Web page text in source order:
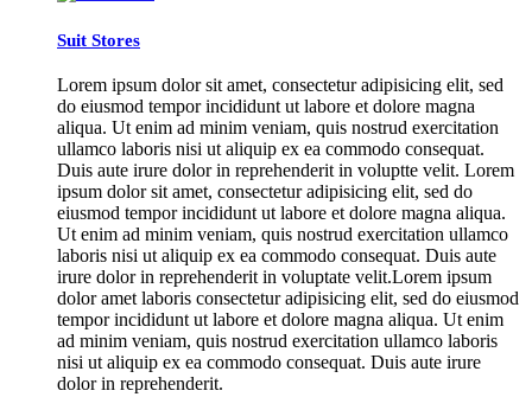
Suit Stores
Lorem ipsum dolor sit amet, consectetur adipisicing elit, sed
do eiusmod tempor incididunt ut labore et dolore magna
aliqua. Ut enim ad minim veniam, quis nostrud exercitation
ullamco laboris nisi ut aliquip ex ea commodo consequat.
Duis aute irure dolor in reprehenderit in voluptte velit. Lorem
ipsum dolor sit amet, consectetur adipisicing elit, sed do
eiusmod tempor incididunt ut labore et dolore magna aliqua.
Ut enim ad minim veniam, quis nostrud exercitation ullamco
laboris nisi ut aliquip ex ea commodo consequat. Duis aute
irure dolor in reprehenderit in voluptate velit.Lorem ipsum
dolor amet laboris consectetur adipisicing elit, sed do eiusmod
tempor incididunt ut labore et dolore magna aliqua. Ut enim
ad minim veniam, quis nostrud exercitation ullamco laboris
nisi ut aliquip ex ea commodo consequat. Duis aute irure
dolor in reprehenderit.